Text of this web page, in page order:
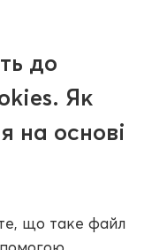
до
Як
на основі
що таке файл